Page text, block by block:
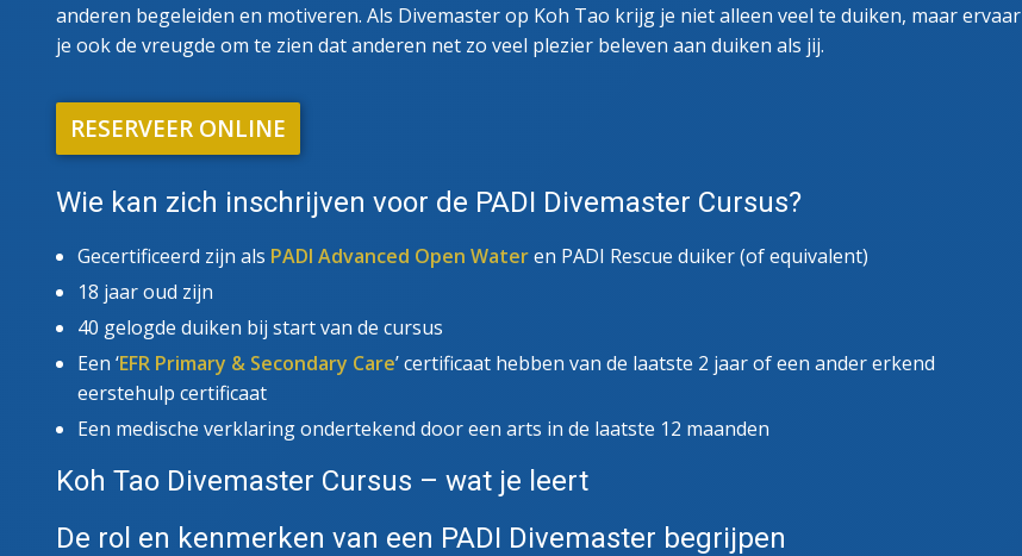
anderen begeleiden en motiveren. Als Divemaster op Koh Tao krijg je niet alleen veel te duiken, maar ervaar
je ook de vreugde om te zien dat anderen net zo veel plezier beleven aan duiken als jij.
RESERVEER ONLINE
Wie kan zich inschrijven voor de PADI Divemaster Cursus?
Gecertificeerd zijn als PADI Advanced Open Wateren PADI Rescue duiker (of equivalent)
18 jaar oud zijn
40 gelogde duiken bij start van de cursus
Een ‘EFR Primary & Secondary Care’ certificaat hebben van de laatste 2 jaar of een ander erkend
eerstehulp certificaat
Een medische verklaring ondertekend door een arts in de laatste 12 maanden
Koh Tao Divemaster Cursus – wat je leert
De rol en kenmerken van een PADI Divemaster begrijpen